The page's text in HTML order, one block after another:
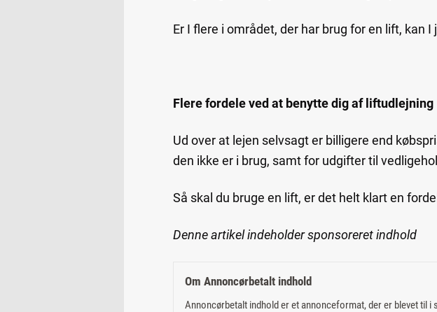
Er I flere i området, der har brug for en lift, kan
Flere fordele ved at benytte dig af liftudlejning
Ud over at lejen selvsagt er billigere end
den ikke er i brug, samt for udgifter til
Så skal du bruge en lift, er det helt klart en
Denne artikel indeholder sponsoreret indhold
Om Annoncørbetalt indhold
Annoncørbetalt indhold er et annonceformat, der er blevet til